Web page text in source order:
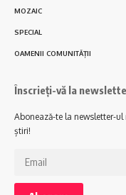
MOZAIC
SPECIAL
OAMENII COMUNITĂȚII
Înscrieți-vă la
Abonează-te la newsletter-
știri!